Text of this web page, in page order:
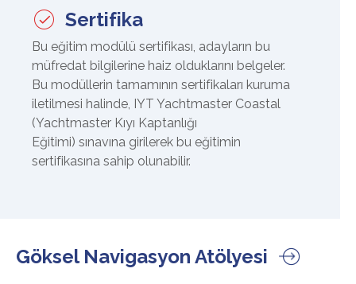
Sertifika
Bu eğitim modülü sertifikası, adayların bu
müfredat bilgilerine haiz olduklarını belgeler.
Bu modüllerin tamamının sertifikaları kuruma
iletilmesi halinde, IYT Yachtmaster Coastal
(Yachtmaster Kıyı Kaptanlığı
Eğitimi) sınavına girilerek bu eğitimin
sertifikasına sahip olunabilir.
Göksel Navigasyon Atölyesi